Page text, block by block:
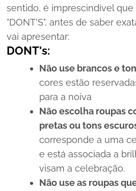
sentido, é imprescindível que
"DONT'S", antes de saber
vai apresentar:
DONT's:
Não use brancos e
cores estão
para a noiva
Não escolha roupas
pretas ou tons
corresponde a uma
e está associada a
visam a celebração.
Não use as roupas